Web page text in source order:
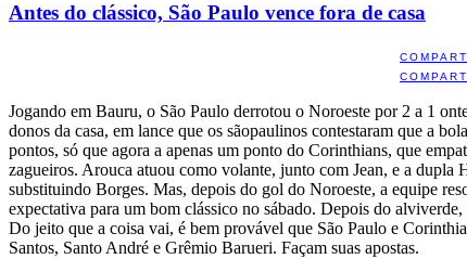
Antes do clássico, São Paulo vence fora de casa
Jogando em Bauru, o São Paulo derrotou o Noroeste por 2 a 1
donos da casa, em lance que os sãopaulinos contestaram que a
pontos, só que agora a apenas um ponto do Corinthians, que
zagueiros. Arouca atuou como volante, junto com Jean, e a dupla
substituindo Borges. Mas, depois do gol do Noroeste, a equipe
expectativa para um bom clássico no sábado. Depois do
Do jeito que a coisa vai, é bem provável que São Paulo e
Santos, Santo André e Grêmio Barueri. Façam suas apostas.